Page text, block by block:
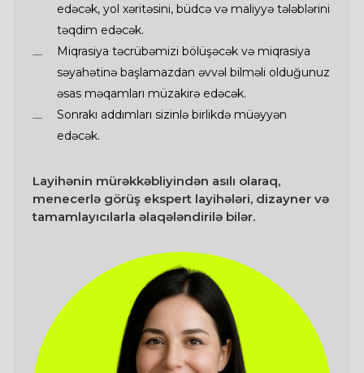
edəcək, yol xəritəsini, büdcə və maliyyə tələblərini
təqdim edəcək.
Miqrasiya təcrübəmizi bölüşəcək və miqrasiya
səyahətinə başlamazdan əvvəl bilməli olduğunuz
əsas məqamları müzakirə edəcək.
Sonrakı addımları sizinlə birlikdə müəyyən
edəcək.
Layihənin mürəkkəbliyindən asılı olaraq,
menecerlə görüş ekspert layihələri, dizayner və
tamamlayıcılarla əlaqələndirilə bilər.